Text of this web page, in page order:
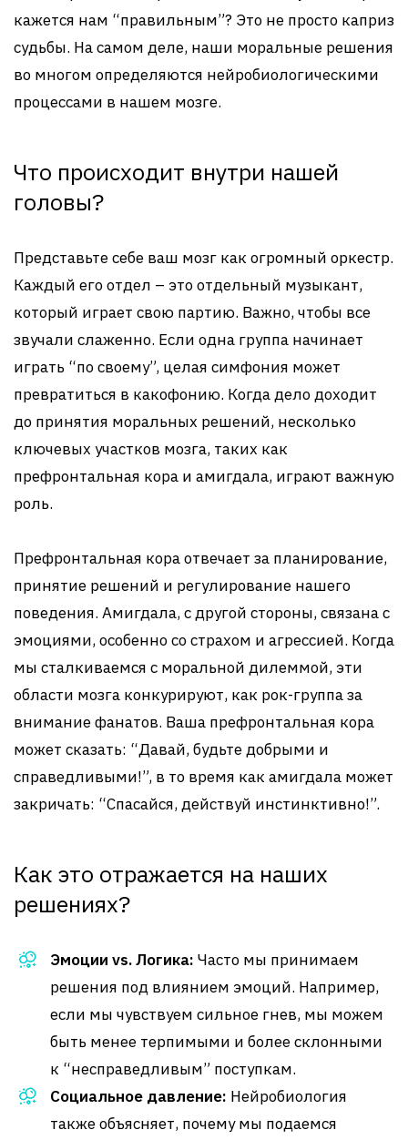
кажется нам “правильным”? Это не просто каприз
судьбы. На самом деле, наши моральные решения
во многом определяются нейробиологическими
процессами в нашем мозге.
Что происходит внутри нашей
головы?
Представьте себе ваш мозг как огромный оркестр.
Каждый его отдел – это отдельный музыкант,
который играет свою партию. Важно, чтобы все
звучали слаженно. Если одна группа начинает
играть “по своему”, целая симфония может
превратиться в какофонию. Когда дело доходит
до принятия моральных решений, несколько
ключевых участков мозга, таких как
префронтальная кора и амигдала, играют важную
роль.
Префронтальная кора отвечает за планирование,
принятие решений и регулирование нашего
поведения. Амигдала, с другой стороны, связана с
эмоциями, особенно со страхом и агрессией. Когда
мы сталкиваемся с моральной дилеммой, эти
области мозга конкурируют, как рок-группа за
внимание фанатов. Ваша префронтальная кора
может сказать: “Давай, будьте добрыми и
справедливыми!”, в то время как амигдала может
закричать: “Спасайся, действуй инстинктивно!”.
Как это отражается на наших
решениях?
Эмоции vs. Логика: Часто мы принимаем
решения под влиянием эмоций. Например,
если мы чувствуем сильное гнев, мы можем
быть менее терпимыми и более склонными
к “несправедливым” поступкам.
Социальное давление: Нейробиология
также объясняет, почему мы подаемся